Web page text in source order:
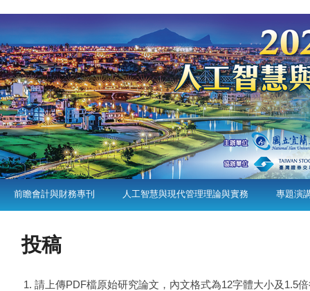
前瞻會計與財務專刊 人工智慧與現代管理理論與實務 專題演
投稿
請上傳PDF檔原始研究論文，內文格式為12字體大小及1.5